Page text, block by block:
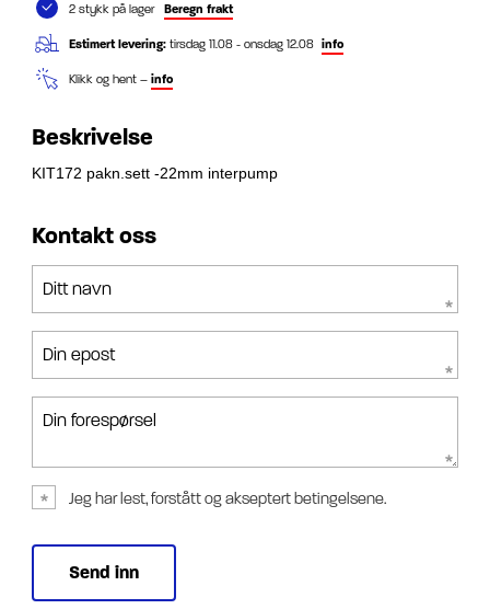
2 stykk på lager Beregn frakt
Estimert levering: tirsdag 11.08 - onsdag 12.08 info
Klikk og hent – info
Beskrivelse
KIT172 pakn.sett -22mm interpump
Kontakt oss
Ditt navn
Din epost
Din forespørsel
Jeg har lest, forstått og akseptert betingelsene.